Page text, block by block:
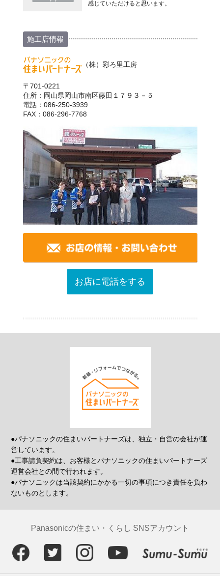
感じていただけると思います。
施工店情報
（株）彩ろ里工房
〒701-0221
住所：岡山県岡山市南区藤田１７９３－５
電話：086-250-3939
FAX：086-296-7768
お店に電話をする
●パナソニックの住まいパートナーズは、独立・自営の会社が運
営しています。
●工事請負契約は、お客様とパナソニックの住まいパートナーズ
運営会社との間で行われます。
●パナソニックは当該契約にかかる一切の事項につき責任を負わ
ないものとします。
Panasonicの住まい・くらし SNSアカウント